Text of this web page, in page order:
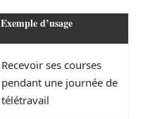
Exemple d’usage
Recevoir ses courses
pendant une journée de
télétravail